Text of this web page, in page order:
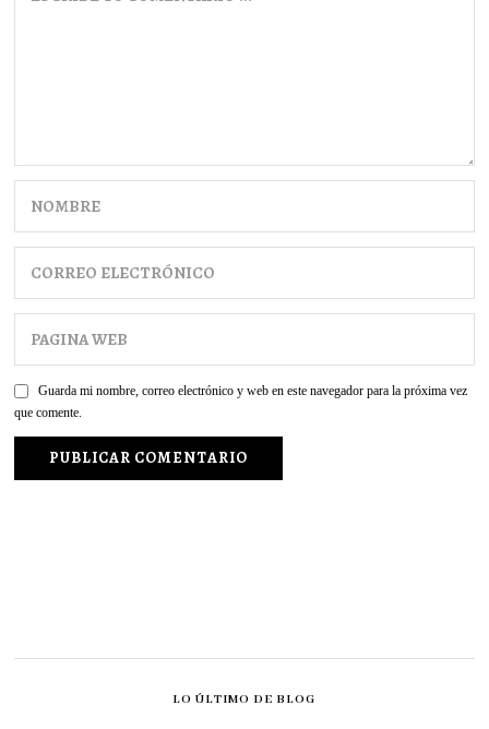
Guarda mi nombre, correo electrónico y web en este navegador para la próxima vez
que comente.
LO ÚLTIMO DE BLOG